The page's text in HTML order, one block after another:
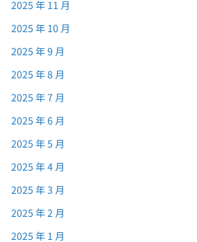
2025 年 11 月
2025 年 10 月
2025 年 9 月
2025 年 8 月
2025 年 7 月
2025 年 6 月
2025 年 5 月
2025 年 4 月
2025 年 3 月
2025 年 2 月
2025 年 1 月